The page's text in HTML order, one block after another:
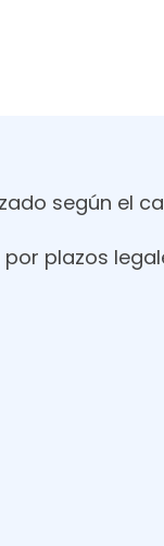
según el
plazos